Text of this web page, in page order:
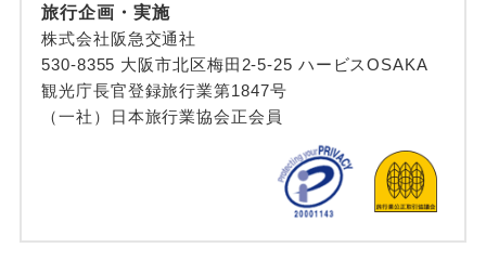
旅行企画・実施
株式会社阪急交通社
530-8355 大阪市北区梅田2-5-25 ハービスOSAKA
観光庁長官登録旅行業第1847号
（一社）日本旅行業協会正会員